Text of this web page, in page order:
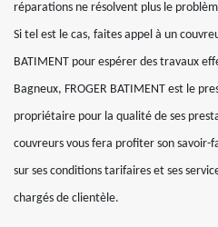
réparations ne résolvent plus le
Si tel est le cas, faites appel à un
BATIMENT pour espérer des travaux
Bagneux, FROGER BATIMENT est le
propriétaire pour la qualité de ses
couvreurs vous fera profiter son savoir-
sur ses conditions tarifaires et ses
chargés de clientèle.